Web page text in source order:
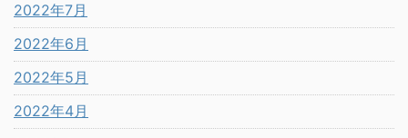
2022年7月
2022年6月
2022年5月
2022年4月